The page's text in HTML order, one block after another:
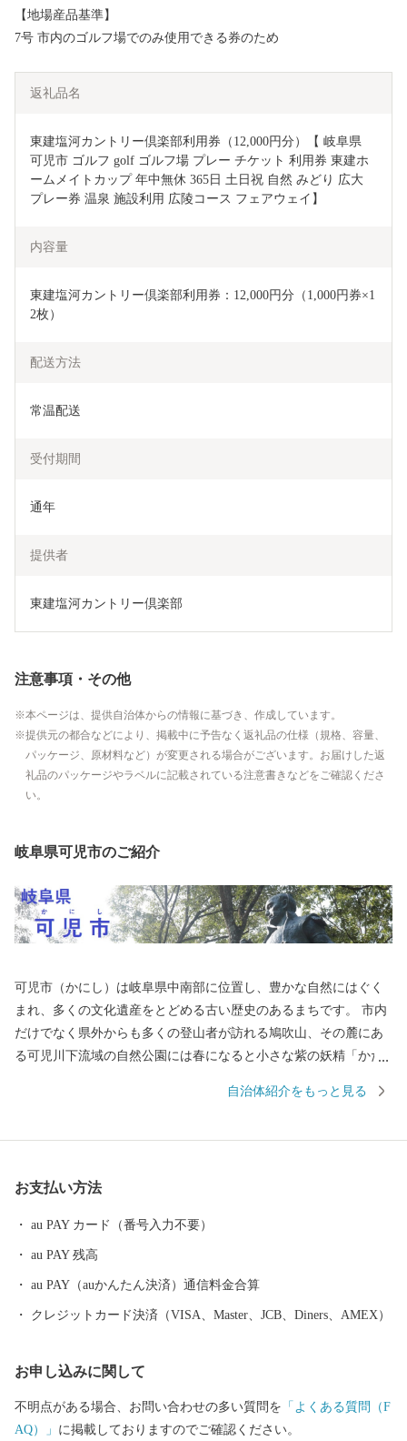
【地場産品基準】
7号 市内のゴルフ場でのみ使用できる券のため
返礼品名
東建塩河カントリー倶楽部利用券（12,000円分）【 岐阜県
可児市 ゴルフ golf ゴルフ場 プレー チケット 利用券 東建ホ
ームメイトカップ 年中無休 365日 土日祝 自然 みどり 広大
プレー券 温泉 施設利用 広陵コース フェアウェイ】
内容量
東建塩河カントリー倶楽部利用券：12,000円分（1,000円券×1
2枚）
配送方法
常温配送
受付期間
通年
提供者
東建塩河カントリー倶楽部
注意事項・その他
本ページは、提供自治体からの情報に基づき、作成しています。
提供元の都合などにより、掲載中に予告なく返礼品の仕様（規格、容量、
パッケージ、原材料など）が変更される場合がございます。お届けした返
礼品のパッケージやラベルに記載されている注意書きなどをご確認くださ
い。
岐阜県可児市のご紹介
可児市（かにし）は岐阜県中南部に位置し、豊かな自然にはぐく
まれ、多くの文化遺産をとどめる古い歴史のあるまちです。 市内
だけでなく県外からも多くの登山者が訪れる鳩吹山、その麓にあ
る可児川下流域の自然公園には春になると小さな紫の妖精「かた
多くの方が毎年訪れています。 国指定史跡長塚古墳、銅たく発掘
あり、志野などの焼き物がつくられました。中でも国宝の志野茶
自然、歴史、文化を次の世代に引き継ぎ、「若い世代が住みたい
と感じる魅力あるまち」「住みごこち一番・可児」を目指してい
～１８時 ※土・日・祝、年末年始は除く。) 電話：050-5527-2
自治体紹介をもっと見る
お支払い方法
au PAY カード（番号入力不要）
au PAY 残高
au PAY（auかんたん決済）通信料金合算
クレジットカード決済（VISA、Master、JCB、Diners、AMEX）
お申し込みに関して
不明点がある場合、お問い合わせの多い質問を 「よくある質問（F
AQ）」 に掲載しておりますのでご確認ください。